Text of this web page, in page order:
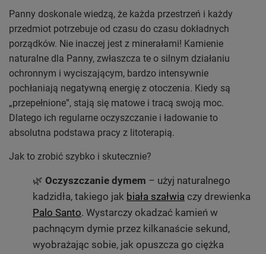
Panny doskonale wiedzą, że każda przestrzeń i każdy
przedmiot potrzebuje od czasu do czasu dokładnych
porządków. Nie inaczej jest z minerałami! Kamienie
naturalne dla Panny, zwłaszcza te o silnym działaniu
ochronnym i wyciszającym, bardzo intensywnie
pochłaniają negatywną energię z otoczenia. Kiedy są
„przepełnione”, stają się matowe i tracą swoją moc.
Dlatego ich regularne oczyszczanie i ładowanie to
absolutna podstawa pracy z litoterapią.
Jak to zrobić szybko i skutecznie?
🌿 Oczyszczanie dymem – użyj naturalnego
kadzidła, takiego jak biała szałwia czy drewienka
Palo Santo. Wystarczy okadzać kamień w
pachnącym dymie przez kilkanaście sekund,
wyobrażając sobie, jak opuszcza go ciężka